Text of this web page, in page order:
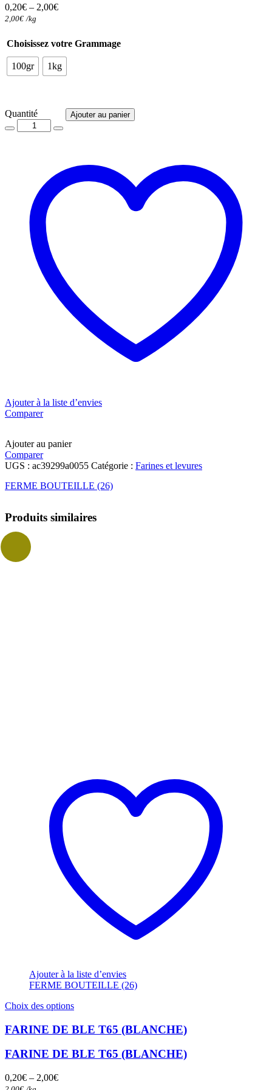
0,20€ – 2,00€
2,00€ /kg
Choisissez votre Grammage
100gr 1kg
QuantitéQuantité Ajouter au panier
Ajouter à la liste d’envies
Comparer
Ajouter au panier
Comparer
UGS : ac39299a0055 Catégorie : Farines et levures
FERME BOUTEILLE (26)
Produits similaires
Ajouter à la liste d’envies
FERME BOUTEILLE (26)
Choix des optionsCe
a
plusieurs
variations.
Les
FARINE DE BLE T65 (BLANCHE)
FARINE DE BLE T65 (BLANCHE)
0,20€ – 2,00€